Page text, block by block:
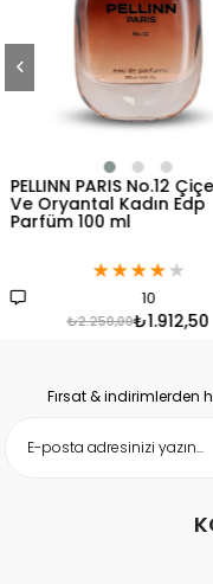
PELLINN PARIS No.12
Ve Oryantal Kadın Edp
Parfüm 100 ml
★★★★★
10
₺1.912,50
₺2.250,00
Fırsat & indirimlerden